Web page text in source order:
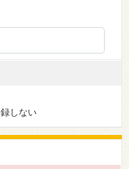
しない